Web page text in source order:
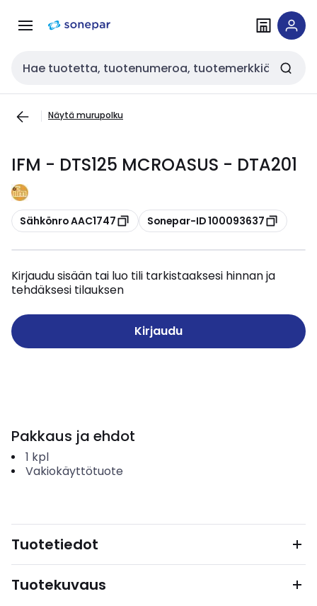
navigointiinsisältöön
Haku
Näytä murupolku
IFM - DTS125 MCROASUS - DTA201
Kopioi
Sähkönro AAC1747 Kopioi
Sonepar-ID 100093637
Kirjaudu sisään tai luo tili tarkistaaksesi hinnan ja
tehdäksesi tilauksen
Kirjaudu
Pakkaus ja ehdot
1 kpl
Vakiokäyttötuote
Tuotetiedot
Tuotekuvaus